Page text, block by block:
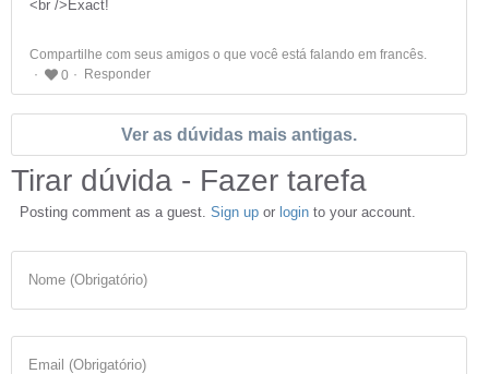
<br />Exact!
Compartilhe com seus amigos o que você está falando em francês.
0
Responder
Ver as dúvidas mais antigas.
Tirar dúvida - Fazer tarefa
Posting comment as a guest. Sign up or login to your account.
Nome (Obrigatório)
Email (Obrigatório)